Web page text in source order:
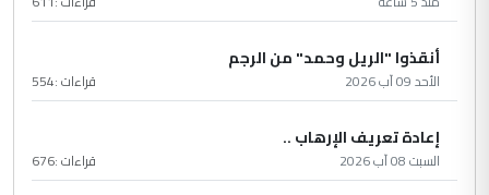
أنقذوا "الريل وحمد" من الرجم
الأحد 09 آب 2026 قراءات :554
إعادة تعريف الإرهاب ..
السبت 08 آب 2026 قراءات :676